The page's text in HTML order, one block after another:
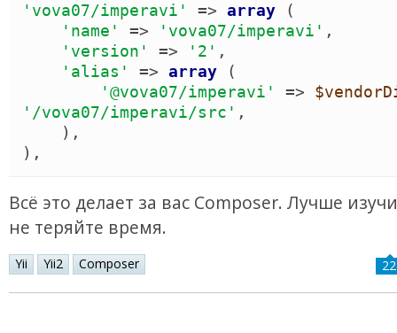
' vova07/imperavi ' => array
(
' name ' => ' vova07/imperavi ' ,
' version ' => ' 2 ' ,
' alias ' => array
(
'@vova07/imperavi ' =>
' /vova07/imperavi/src ' ,
)
) ,
Всё это делает за вас Composer. Лучше
не теряйте время.
Yii Yii2 Composer